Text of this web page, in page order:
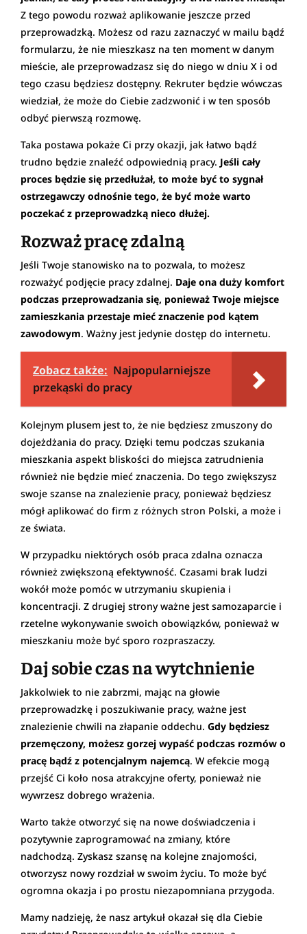
Z tego powodu rozważ aplikowanie jeszcze przed
przeprowadzką. Możesz od razu zaznaczyć w mailu bądź
formularzu, że nie mieszkasz na ten moment w danym
mieście, ale przeprowadzasz się do niego w dniu X i od
tego czasu będziesz dostępny. Rekruter będzie wówczas
wiedział, że może do Ciebie zadzwonić i w ten sposób
odbyć pierwszą rozmowę.
Taka postawa pokaże Ci przy okazji, jak łatwo bądź
trudno będzie znaleźć odpowiednią pracy. Jeśli cały
proces będzie się przedłużał, to może być to sygnał
ostrzegawczy odnośnie tego, że być może warto
poczekać z przeprowadzką nieco dłużej.
Rozważ pracę zdalną
Jeśli Twoje stanowisko na to pozwala, to możesz
rozważyć podjęcie pracy zdalnej. Daje ona duży komfort
podczas przeprowadzania się, ponieważ Twoje miejsce
zamieszkania przestaje mieć znaczenie pod kątem
zawodowym. Ważny jest jedynie dostęp do internetu.
Zobacz także: Najpopularniejsze
przekąski do pracy
Kolejnym plusem jest to, że nie będziesz zmuszony do
dojeżdżania do pracy. Dzięki temu podczas szukania
mieszkania aspekt bliskości do miejsca zatrudnienia
również nie będzie mieć znaczenia. Do tego zwiększysz
swoje szanse na znalezienie pracy, ponieważ będziesz
mógł aplikować do firm z różnych stron Polski, a może i
ze świata.
W przypadku niektórych osób praca zdalna oznacza
również zwiększoną efektywność. Czasami brak ludzi
wokół może pomóc w utrzymaniu skupienia i
koncentracji. Z drugiej strony ważne jest samozaparcie i
rzetelne wykonywanie swoich obowiązków, ponieważ w
mieszkaniu może być sporo rozpraszaczy.
Daj sobie czas na wytchnienie
Jakkolwiek to nie zabrzmi, mając na głowie
przeprowadzkę i poszukiwanie pracy, ważne jest
znalezienie chwili na złapanie oddechu. Gdy będziesz
przemęczony, możesz gorzej wypaść podczas rozmów o
pracę bądź z potencjalnym najemcą. W efekcie mogą
przejść Ci koło nosa atrakcyjne oferty, ponieważ nie
wywrzesz dobrego wrażenia.
Warto także otworzyć się na nowe doświadczenia i
pozytywnie zaprogramować na zmiany, które
nadchodzą. Zyskasz szansę na kolejne znajomości,
otworzysz nowy rozdział w swoim życiu. To może być
ogromna okazja i po prostu niezapomniana przygoda.
Mamy nadzieję, że nasz artykuł okazał się dla Ciebie